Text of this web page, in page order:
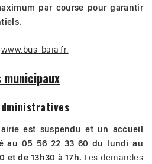
par course pour garantir
www.bus-baia.fr.
est suspendu et un accueil
au 05 56 22 33 60 du lundi au
et de 13h30 à 17h. Les demandes